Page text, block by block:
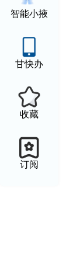
智能小掖
甘快办
收藏
订阅